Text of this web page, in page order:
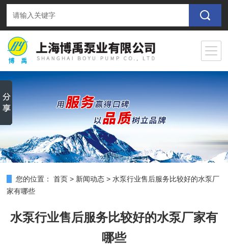
您的位置： 首页 > 新闻动态 >水泵行业售后服务比较好的水泵厂
家有哪些
水泵行业售后服务比较好的水泵厂家有
哪些